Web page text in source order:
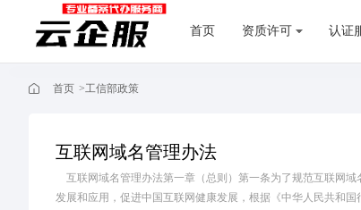
首页 资质许可 认证
首页 >工信部政策
互联网域名管理办法
互联网域名管理办法第一章（总则）第一条为了规范互联网
发展和应用，促进中国互联网健康发展，根据《中华人民共和